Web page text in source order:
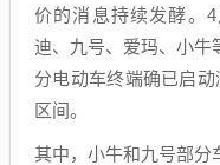
价的消息持续发酵。
迪、九号、爱玛、小牛
分电动车终端确已启
区间。
其中，小牛和九号部分